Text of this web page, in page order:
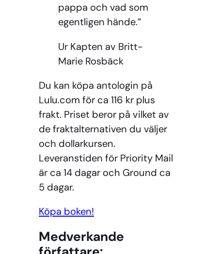
pappa och vad som
egentligen hände.”
Ur Kapten av Britt-
Marie Rosbäck
Du kan köpa antologin på
Lulu.com för ca 116 kr plus
frakt. Priset beror på vilket av
de fraktalternativen du väljer
och dollarkursen.
Leveranstiden för Priority Mail
är ca 14 dagar och Ground ca
5 dagar.
Köpa boken!
Medverkande